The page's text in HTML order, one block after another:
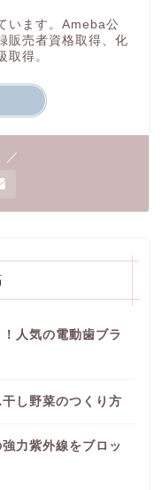
います。Ameba公
販売者資格取得、化
取得。
人気の電動歯ブラ
し野菜のつくり方
力紫外線をブロッ